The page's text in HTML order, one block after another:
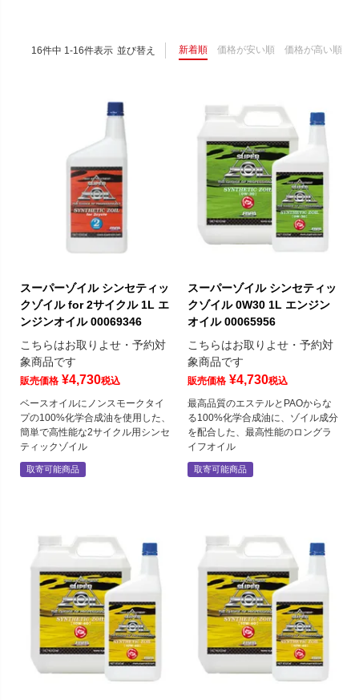
並び替え 新着順 価格が安い順 価格が高い順
16件中 1-16件表示
スーパーゾイル シンセティッ
クゾイル for 2サイクル 1L エ
ンジンオイル 00069346
こちらはお取りよせ・予約対
象商品です
販売価格 ¥4,730税込
ベースオイルにノンスモークタイ
プの100%化学合成油を使用した、
簡単で高性能な2サイクル用シンセ
ティックゾイル
取寄可能商品
スーパーゾイル シンセティッ
クゾイル 0W30 1L エンジン
オイル 00065956
こちらはお取りよせ・予約対
象商品です
販売価格 ¥4,730税込
最高品質のエステルとPAOからな
る100%化学合成油に、ゾイル成分
を配合した、最高性能のロングラ
イフオイル
取寄可能商品